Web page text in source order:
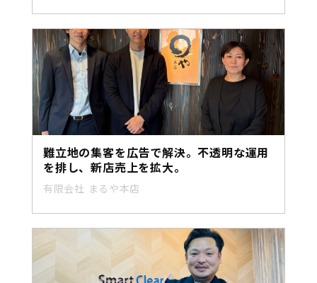
難立地の集客を広告で解決。不透明な運用
を排し、新店売上を拡大。
有限会社 まるや本店